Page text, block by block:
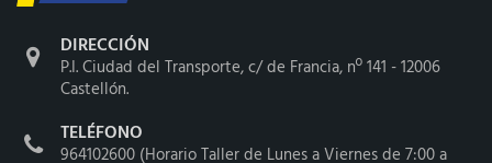
DIRECCIÓN
P.I. Ciudad del Transporte, c/ de Francia, nº 141 - 12006
Castellón.
TELÉFONO
964102600 (Horario Taller de Lunes a Viernes de 7:00 a